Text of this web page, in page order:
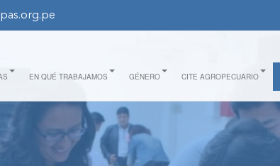
EN QUÉ TRABAJAMOS GÉNERO CITE AGROPECUARIO